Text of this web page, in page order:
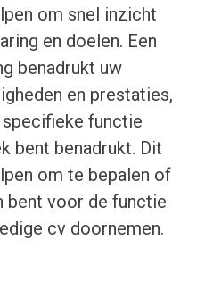
om snel inzicht
en doelen. Een
benadrukt uw
en prestaties,
functie
bent benadrukt. Dit
om te bepalen of
bent voor de functie
cv doornemen.